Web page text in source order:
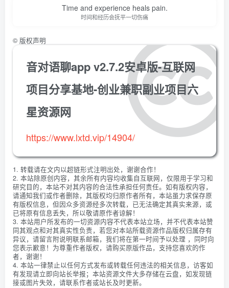
Time and experience heals pain.
时间和经历会抚平一切伤痛
© 版权声明
音对语聊app v2.7.2安卓版-互联网
项目分享基地-创业兼职副业项目六
星资源网
https://www.lxtd.vip/14904/
1. 转载请在文内以超链形式注明出处，谢谢合作！
2. 本站除原创内容，其余所有内容均收集自互联网，仅限用于学习和
研究目的，本站不对其内容的合法性承担任何责任。如有版权内容，
请通知我们或作者删除，其版权均归原作者所有，本站虽力求保存原
有版权信息，但因众多资源经多次转载，已无法确定其真实来源，或
已将原有信息丢失，所以敬请原作者谅解！
3. 本站用户所发布的一切资源内容不代表本站立场，并不代表本站赞
同其观点和对其真实性负责，若您对本站所载资源作品版权归属存有
异议，请留言附说明联系邮箱，我们将在第一时间予以处理 ，同时向
您表示歉意！为尊重作者版权，请购买原版作品，支持您喜欢的作
者，谢谢！
4. 本站一律禁止以任何方式发布或转载任何违法的相关信息，访客如
有发现请立即向站长举报；本站资源文件大多存储在云盘，如发现链
接或图片失效，请联系作者或站长及时更新。